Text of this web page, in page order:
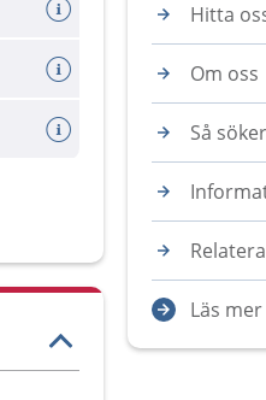
Hitta
Om oss
Så
Läs mer